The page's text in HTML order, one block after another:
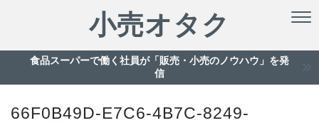
小売オタク
食品スーパーで働く社員が「販売・小売のノウハウ」を発
信
66F0B49D-E7C6-4B7C-8249-